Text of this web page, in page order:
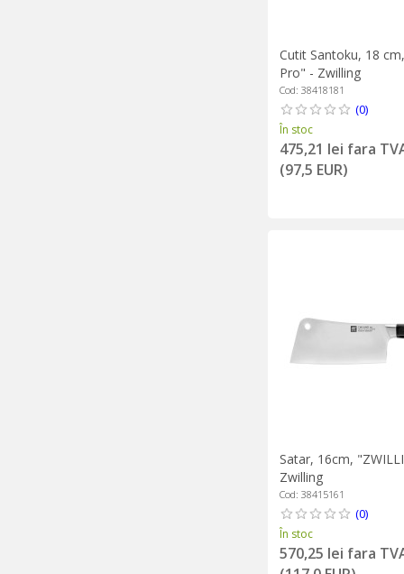
Cutit Santoku, 18
Pro" - Zwilling
Cod: 38418181
(0)
În stoc
475,21 lei fara
(97,5 EUR)
Satar, 16cm,
Zwilling
Cod: 38415161
(0)
În stoc
570,25 lei fara